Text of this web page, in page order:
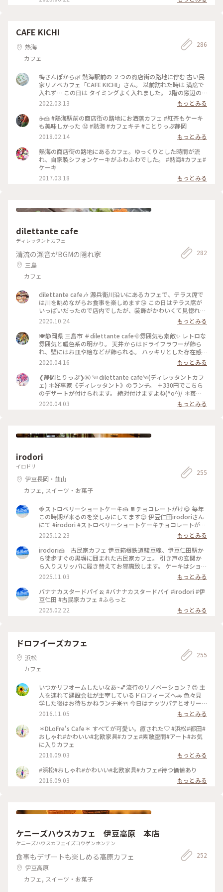
CAFE KICHI
熱海
カフェ
286
梅さんぽから🌿 熱海駅前の ２つの商店街の路地に佇む 古い民
家リノベカフェ「CAFE KICHI」さん。 以前訪れた時は 満席で
入れず… この日は タイミングよく入れました。 2階の窓辺の
席で ウィンナーコーヒーと キチブレンド、 シフォン（季節の
ジャム）とベイクドチーズケーキを。 （ジャムは熱海のだい
だいマーマレード） 美味しい スイーツとコーヒー、 路地裏の
静かな雰囲気に しばしまったり。。 焼き菓子をいくつかお土
産に。 この後は…近くの系列セレクトショップ 「基地-
teshigoto」さんへも ちょこっとだけ。。 #熱海#梅さんぽか
ら#CAFE KICHI#古民家カフェ#基地#手仕事#ゆるりカフェ時間
#ヒーリング旅
2022.03.13
もっとみる
☕️🍰 #熱海駅前の商店街の路地にお洒落カフェ #紅茶もケーキ
も美味しかった 🤤 #熱海 #カフェキチ #ことりっぷ静岡
2018.02.14
もっとみる
熱海の商店街の路地にあるカフェ。ゆっくりとした時間が流
れ、自家製シフォンケーキがふわふわでした。 #熱海#カフェ#
ケーキ
2017.03.18
もっとみる
dilettante cafe
ディレッタントカフェ
清流の瀬音がBGMの隠れ家
三島
カフェ
282
dilettante cafe🎶 源兵衛川沿いにあるカフェで、テラス席で
は川を眺めながらお食事を楽しめます😘 この日はテラス席が
いっぱいだったので店内でしたが、装飾がかわいくて見惚れて
しまいました💕 注文したのは、あさりときのこのトマトクリ
ームパスタランチ🍝 前菜が意外とボリューミーで、パスタま
で全部食べられるか不安でしたが、パスタが濃厚で美味しくて
美味しくて、結局ペロリでした😋 今度はデザートも頼んでみ
たいなあ💓 #dilettantecafe #パスタ #三島
2020.10.24
もっとみる
🍽静岡県 三島市 ＃dilettante cafe🌞雰囲気も素敵✨ レトロな
雰囲気と暖色系の明かり。 天井からはドライフラワーが飾ら
れ、壁にはお皿や絵などが飾られる。 ハッキリとした存在感
のある装飾も、日常と違う場所で違う時間を過ごしていると感
じさせてくれる素敵な“店内の”お店です😊 🔹🔸🔹🐤🔸🔹🔸🐦
🔹🔸🔹🐤🔸🔹🔸 Ripさんをお連れした、静岡県観光大使のゆき
たかです🤣 富士山の雪解け水が地中で濾過され流れる清流 源
兵衛川🗻 この川を川床として作られたテラス席は、外に出て
気持ちの良い季節には格別の気持ちよさと開放感を楽しめます
(*´︶`*) が！！ 残念ながら雨でした💦 店内の装飾も素敵な、
2020.04.16
もっとみる
❮静岡とりっぷ❯⑥ ༄ dilettante cafe༄(ディレッタントカフ
ェ) ＊好事家《ディレッタント》のランチ。 ＋330円でこちら
のデザートが付けられます。 絶対付けますよね(^o^)/ ＊苺の
チーズケーキ ＊チョコケーキ 折角の機会なので、半分ずつで
頂きました。 もちろん美味し～♡ 大大大満足のランチでした
う時は、テラス席で頂きたいと思います🍀( ¨̮ ) #ことりっぷ静
2020.04.03 もっとみる
irodori
イロドリ
伊豆長岡・韮山
カフェ, スイーツ・お菓子
255
🍓ストロベリーショートケーキ🍰 🍫チョコレートがけ😋 毎年
この時期が来るのを楽しみにしてます😊 伊豆仁田irodoriさん
にて #irodori #ストロベリーショートケーキチョコレートがけ
#ストロベリーショートケーキ #伊豆仁田 #スィーツ #jun_flat
2025.12.23
もっとみる
irodori🍰 古民家カフェ 伊豆箱根鉄道駿豆線、伊豆仁田駅か
ら徒歩すぐの黒塀に囲まれた古民家カフェ。 引き戸の玄関か
ら入りスリッパに履き替えてお邪魔致します。 ケーキはショー
ウインドーから選べます 僕が開店時間10時行くのは、食べた
いケーキが手作りのため売り切れる事も多いので。 #irodori #
伊豆仁田駅 #伊豆箱根鉄道 #古民家カフェ #スィーツ #jun_flat
2025.11.03
もっとみる
バナナカスタードパイ🍌 #バナナカスタードパイ #irodori #伊
豆仁田 #古民家カフェ #ふらっと
2025.02.22
もっとみる
ドロフイーズカフェ
浜松
カフェ
255
いつかリフオームしたいなあ~💕流行のリノベーション？😍 主
人を連れて建設会社が主宰しているドロフィーズへ🚗 色々見
学した後はお待ちかねランチ☀🍴 今日はナッツパテとオリー
ブペーストと ボロニアソーセージのサラディエール ￥1,180を
頂きました💕 これにフォッカチャがつきます🎵 食べきれない
ほどの量に新鮮なお野菜❗身体が喜ぶメニューばかりです
(’-’*)♪ いつか素敵なリノベーション‼出来ると良いなあ(*^^*)
#ずっと好きな味#秋ごはん#ランチ#ドライブ#野菜#健康#スロ
2016.11.05
もっとみる
＊DLoFre's Cafe＊ すべてが可愛い。癒された♡ #浜松#都田#
おしゃれ#かわいい#北欧家具#カフェ#素敵空間#アート#お気
に入りカフェ
2016.09.03
もっとみる
#浜松#おしゃれ#かわいい#北欧家具#カフェ#待つ価値あり
2016.09.03
もっとみる
ケニーズハウスカフェ 伊豆高原 本店
ケニーズハウスカフェイズコウゲンホンテン
食事もデザートも楽しめる高原カフェ
伊豆高原
カフェ, スイーツ・お菓子
252